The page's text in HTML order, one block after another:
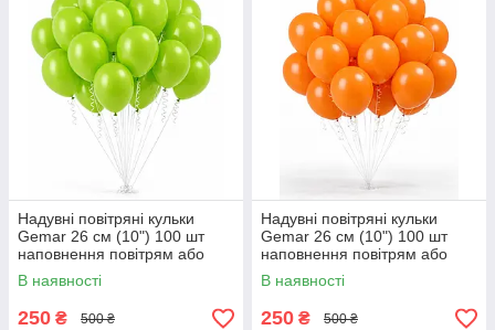
Надувні повітряні кульки
Gemar 26 см (10") 100 шт
наповнення повітрям або
гелієм перламутровий
Салатовий
В наявності
250 ₴ 500 ₴
Надувні повітряні кульки
Gemar 26 см (10") 100 шт
наповнення повітрям або
гелієм Помаранчевий
В наявності
250 ₴ 500 ₴